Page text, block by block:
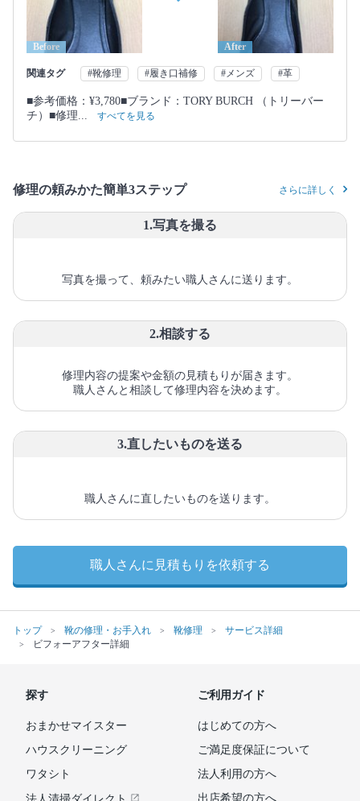
Before After
関連タグ #靴修理 #履き口補修 #メンズ #革
■参考価格：¥3,780■ブランド：TORY BURCH （トリーバー
チ）■修理...
すべてを見る
修理の頼みかた簡単3ステップ さらに詳しく
1.写真を撮る
写真を撮って、頼みたい職人さんに送ります。
2.相談する
修理内容の提案や金額の見積もりが届きます。
職人さんと相談して修理内容を決めます。
3.直したいものを送る
職人さんに直したいものを送ります。
職人さんに見積もりを依頼する
トップ 靴の修理・お手入れ 靴修理
サービス詳細
ビフォーアフター詳細
探す
おまかせマイスター
ハウスクリーニング
ワタシト
ご利用ガイド
はじめての方へ
ご満足度保証について
法人利用の方へ
出店希望の方へ